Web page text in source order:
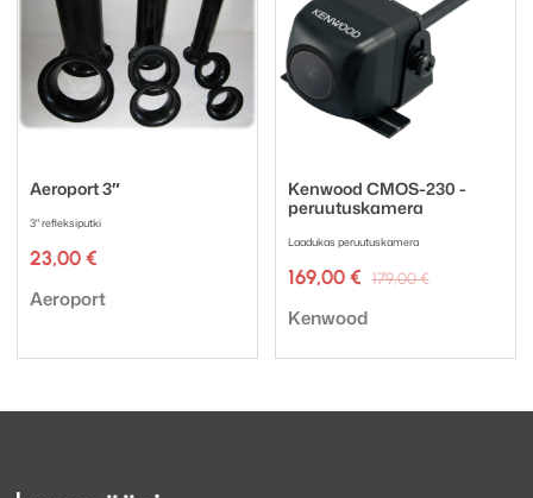
Aeroport 3″
3" refleksiputki
23,00 €
Tuotemerkki:
Aeroport
Kenwood CMOS-230 -
peruutuskamera
Laadukas peruutuskamera
179,00€
169,00 €
Nykyinen
Tuotemerkki:
Kenwood